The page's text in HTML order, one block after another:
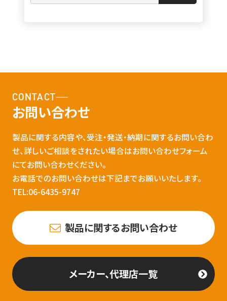
CONTACT
お問い合わせ
製品に関する内容や、受注・発送・納期に関するお問い合わ
せ、詳しいご相談をされたい場合はお問い合わせフォーム
にてお問い合わせください。
お電話でのお問い合わせは下記までお願いいたします。
TEL:06-6435-9747
製品に関するお問い合わせ
メーカー、代理店一覧